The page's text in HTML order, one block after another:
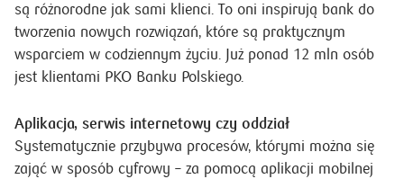
są różnorodne jak sami klienci. To oni inspirują bank do
tworzenia nowych rozwiązań, które są praktycznym
wsparciem w codziennym życiu. Już ponad 12 mln osób
jest klientami PKO Banku Polskiego.
Aplikacja, serwis internetowy czy oddział
Systematycznie przybywa procesów, którymi można się
zająć w sposób cyfrowy – za pomocą aplikacji mobilnej